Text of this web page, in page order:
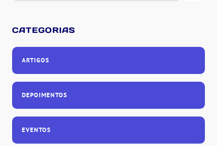
CATEGORIAS
ARTIGOS
DEPOIMENTOS
EVENTOS